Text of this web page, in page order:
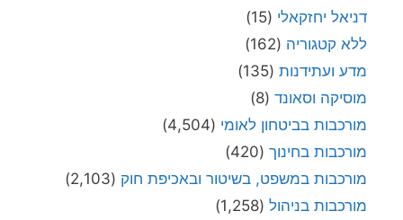
דניאל יחזקאלי (15)
ללא קטגוריה (162)
מדע ועתידנות (135)
מוסיקה וסאונד (8)
מורכבות בביטחון לאומי (4,504)
מורכבות בחינוך (420)
מורכבות במשפט, בשיטור ובאכיפת חוק (2,103)
מורכבות בניהול (1,258)